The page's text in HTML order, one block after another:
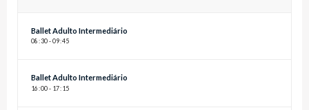
Ballet Adulto Intermediário
08:30 - 09:45
Ballet Adulto Intermediário
16:00 - 17:15